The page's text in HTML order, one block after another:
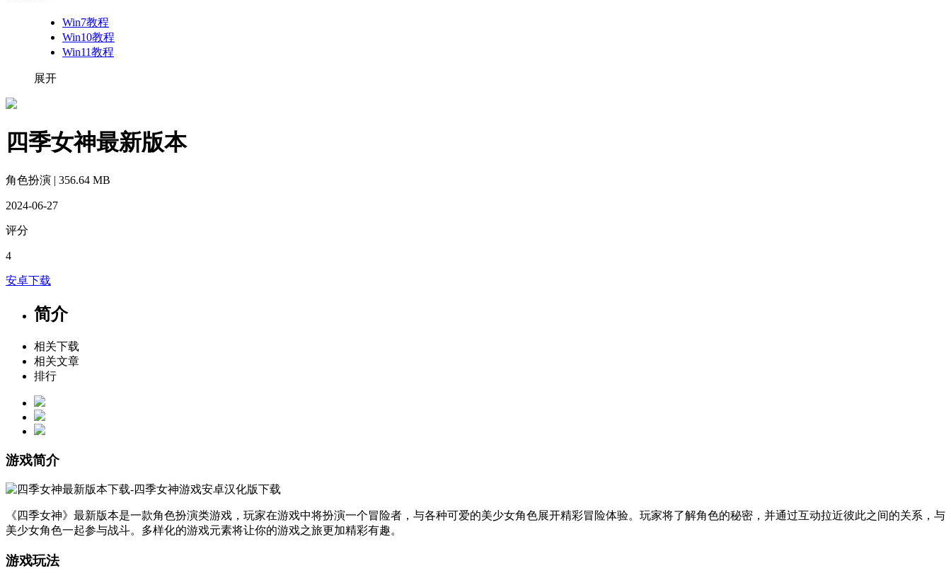
Win7教程
Win10教程
Win11教程
展开
四季女神最新版本
角色扮演 | 356.64 MB
2024-06-27
评分
4
安卓下载
简介
相关下载
相关文章
排行
游戏简介
《四季女神》最新版本是一款角色扮演类游戏，玩家在游戏中将扮演一个冒险者，与各种可爱的美少女角色展开精彩冒险体验。玩家将了解角色的秘密，并通过互动拉近彼此之间的关系，与
美少女角色一起参与战斗。多样化的游戏元素将让你的游戏之旅更加精彩有趣。
游戏玩法